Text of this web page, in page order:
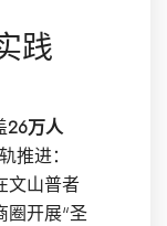
践
26万人
推进：
文山普者
圈开展“圣